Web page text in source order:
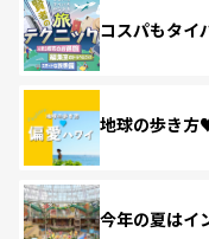
コスパもタイ
地球の歩き方
今年の夏はイ